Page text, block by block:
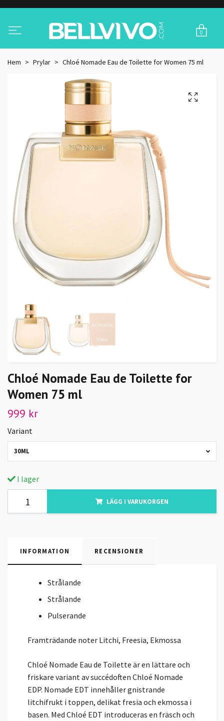
0
Hem Prylar Chloé Nomade Eau de Toilette for Women 75 ml
Chloé Nomade Eau de Toilette for
Women 75 ml
999 kr
Variant
30ML
I lager
LÄGG I VARUKORGEN
INFORMATION RECENSIONER
Strålande
Strålande
Pulserande
Framträdande noter Litchi, Freesia, Ekmossa
Chloé Nomade Eau de Toilette är en lättare och
friskare variant av succédoften Chloé Nomade
EDP. Nomade EDT innehåller gnistrande
litchifrukt i toppen, delikat fresia och ekmossa i
basen. Med Chloé EDT introduceras en fräsch och